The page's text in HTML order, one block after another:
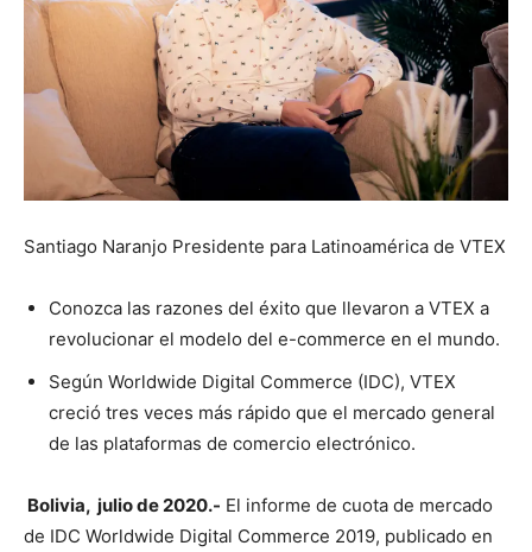
Santiago Naranjo Presidente para Latinoamérica de VTEX
Conozca las razones del éxito que llevaron a VTEX a
revolucionar el modelo del e-commerce en el mundo.
Según Worldwide Digital Commerce (IDC), VTEX
creció tres veces más rápido que el mercado general
de las plataformas de comercio electrónico.
Bolivia, julio de 2020.- El informe de cuota de mercado
de IDC Worldwide Digital Commerce 2019, publicado en